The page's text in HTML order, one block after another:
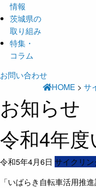
情報
茨城県の
取り組み
特集・
コラム
お問い合わせ
HOME > サ
お知らせ
令和4年
令和5年4月6日 サイクリン
「いばらき自転車活用推